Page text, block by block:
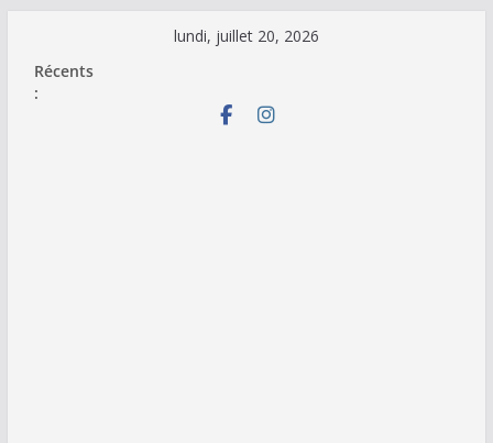
contenu
lundi, juillet 20, 2026
Récents
: